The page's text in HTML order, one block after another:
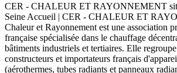
CER - CHALEUR ET RAYONNEMENT
Seine Accueil | CER - CHALEUR ET
Chaleur et Rayonnement est une association
française spécialisée dans le chauffage
bâtiments industriels et tertiaires. Elle
constructeurs et importateurs français
(aérothermes, tubes radiants et panneaux